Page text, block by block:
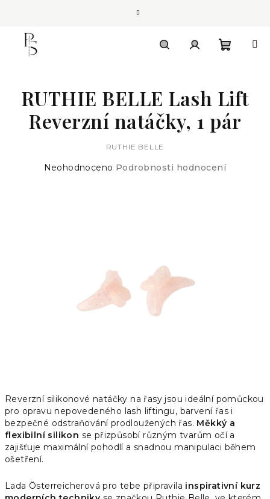
košík
Reverzní silikonové natáčky na řasy jsou ideální pomůckou
pro opravu nepovedeného lash liftingu, barvení řas i
bezpečné odstraňování prodloužených řas. Měkký a
flexibilní silikon se přizpůsobí různým tvarům očí a
zajišťuje maximální pohodlí a snadnou manipulaci během
ošetření.
Lada Österreicherová pro tebe připravila inspirativní kurz
RUTHIE BELLE Lash Lift
Reverzní natáčky, 1 pár
RUTHIE BELLE
Průměrné
Neohodnoceno Podrobnosti hodnocení